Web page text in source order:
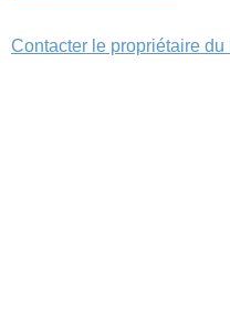
Contacter le propriétaire du